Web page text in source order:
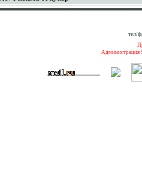
тел/
Администрация